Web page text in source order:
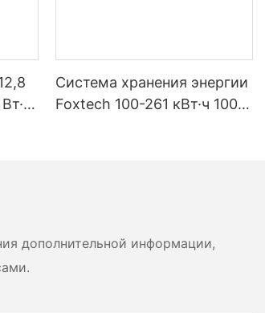
Система хранения энергии
Foxtech 100-261 кВт·ч 1000
дополнительной информации,